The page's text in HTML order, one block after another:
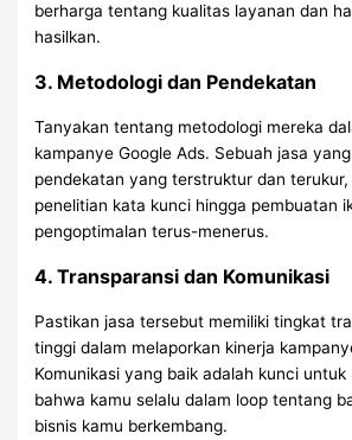
berharga tentang kualitas layanan dan
hasilkan.
3. Metodologi dan Pendekatan
Tanyakan tentang metodologi mereka
kampanye Google Ads. Sebuah jasa
pendekatan yang terstruktur dan terukur,
penelitian kata kunci hingga pembuatan
pengoptimalan terus-menerus.
4. Transparansi dan Komunikasi
Pastikan jasa tersebut memiliki tingkat
tinggi dalam melaporkan kinerja
Komunikasi yang baik adalah kunci untuk
bahwa kamu selalu dalam loop tentang
bisnis kamu berkembang.